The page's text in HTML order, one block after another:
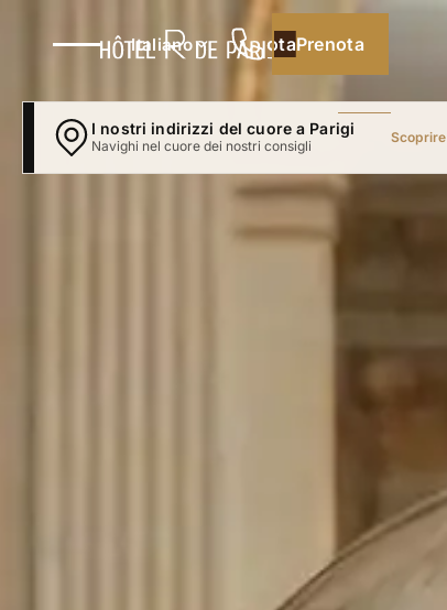
Italiano Prenota
Prenota
I nostri indirizzi del cuore a Parigi
Navighi nel cuore dei nostri consigli
Scoprire